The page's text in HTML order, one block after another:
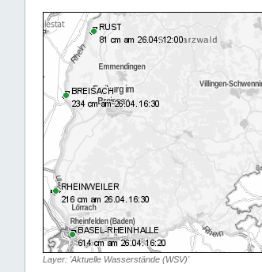
Layer: 'Aktuelle Wasserstände (WSV)'